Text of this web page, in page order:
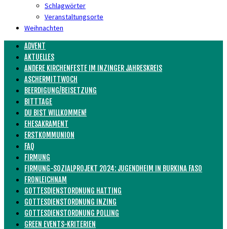
Schlagwörter
Veranstaltungsorte
Weihnachten
ADVENT
AKTUELLES
ANDERE KIRCHENFESTE IM INZINGER JAHRESKREIS
ASCHERMITTWOCH
BEERDIGUNG/BEISETZUNG
BITTTAGE
DU BIST WILLKOMMEN!
EHESAKRAMENT
ERSTKOMMUNION
FAQ
FIRMUNG
FIRMUNG-SOZIALPROJEKT 2024: JUGENDHEIM IN BURKINA FASO
FRONLEICHNAM
GOTTESDIENSTORDNUNG HATTING
GOTTESDIENSTORDNUNG INZING
GOTTESDIENSTORDNUNG POLLING
GREEN EVENTS-KRITERIEN